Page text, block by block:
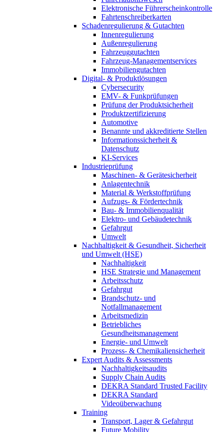
Elektronische Führerscheinkontrolle
Fahrtenschreiberkarten
Schadenregulierung & Gutachten
Innenregulierung
Außenregulierung
Fahrzeuggutachten
Fahrzeug-Managementservices
Immobiliengutachten
Digital- & Produktlösungen
Cybersecurity
EMV- & Funkprüfungen
Prüfung der Produktsicherheit
Produktzertifizierung
Automotive
Benannte und akkreditierte Stellen
Informationssicherheit &
Datenschutz
KI-Services
Industrieprüfung
Maschinen- & Gerätesicherheit
Anlagentechnik
Material & Werkstoffprüfung
Aufzugs- & Fördertechnik
Bau- & Immobilienqualität
Elektro- und Gebäudetechnik
Gefahrgut
Umwelt
Nachhaltigkeit & Gesundheit, Sicherheit
und Umwelt (HSE)
Nachhaltigkeit
HSE Strategie und Management
Arbeitsschutz
Gefahrgut
Brandschutz- und
Notfallmanagement
Arbeitsmedizin
Betriebliches
Gesundheitsmanagement
Energie- und Umwelt
Prozess- & Chemikaliensicherheit
Expert Audits & Assessments
Nachhaltigkeitsaudits
Supply Chain Audits
DEKRA Standard Trusted Facility
DEKRA Standard
Videoüberwachung
Training
Transport, Lager & Gefahrgut
Future Mobility